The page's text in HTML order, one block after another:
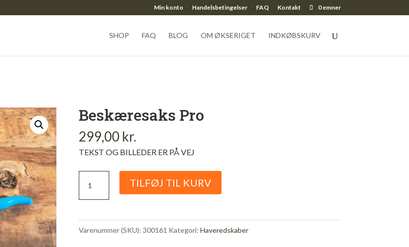
Min konto Handelsbetingelser FAQ Kontakt 0 emner
SHOP FAQ BLOG OM ØKSERIGET INDKØBSKURV
Beskæresaks Pro
299,00 kr.
TEKST OG BILLEDER ER PÅ VEJ
Pro
TILFØJ TIL KURV
Varenummer (SKU): 300161 Kategori: Haveredskaber